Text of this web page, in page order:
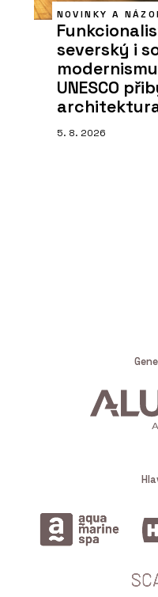
NOVINKY A
severský i
UNESCO
5. 8. 2026